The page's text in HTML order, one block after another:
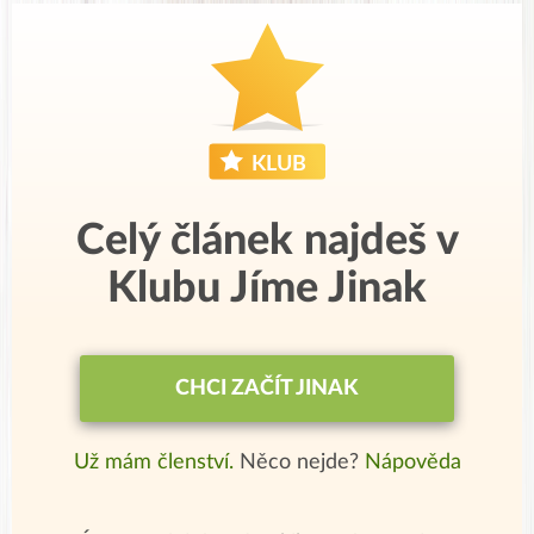
Celý článek najdeš v
Klubu Jíme Jinak
CHCI ZAČÍT JINAK
Už mám členství. Něco nejde? Nápověda